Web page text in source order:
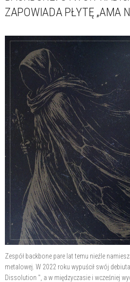
ZAPOWIADA PŁYTĘ „AMA
Zespół backbone pare lat temu nieźle
metalowej. W 2022 roku wypuścił swój
Dissolution ", a w międzyczasie i wcześniej